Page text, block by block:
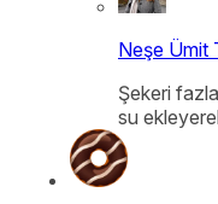
Neşe Ümit
Şekeri
su